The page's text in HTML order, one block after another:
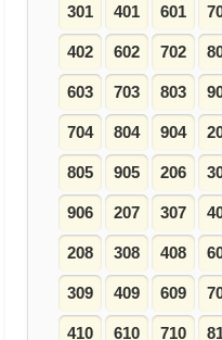
301 401 601
402 602 702
603 703 803
704 804 904
805 905 206
906 207 307
208 308 408
309 409 609
410 610 710